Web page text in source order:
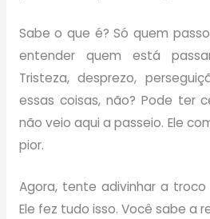
Sabe o que é? Só quem
entender quem está
Tristeza, desprezo,
essas coisas, não? Pode ter
não veio aqui a passeio. Ele
pior.
Agora, tente adivinhar a
Ele fez tudo isso. Você sabe a